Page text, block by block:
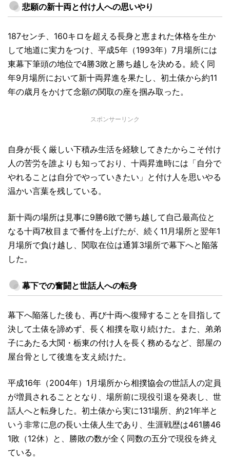
悲願の新十両と付け人への思いやり
187センチ、160キロを超える長身と恵まれた体格を生か
して地道に実力をつけ、平成5年（1993年）7月場所には
東幕下筆頭の地位で4勝3敗と勝ち越しを決める。続く同
年9月場所において新十両昇進を果たし、初土俵から約11
年の歳月をかけて念願の関取の座を掴み取った。
スポンサーリンク
自身が長く厳しい下積み生活を経験してきたからこそ付け
人の苦労を誰よりも知っており、十両昇進時には「自分で
やれることは自分でやっていきたい」と付け人を思いやる
温かい言葉を残している。
新十両の場所は見事に9勝6敗で勝ち越して自己最高位と
なる十両7枚目まで番付を上げたが、続く11月場所と翌年1
月場所で負け越し、関取在位は通算3場所で幕下へと陥落
した。
幕下での奮闘と世話人への転身
幕下へ陥落した後も、再び十両へ復帰することを目指して
決して土俵を諦めず、長く相撲を取り続けた。また、弟弟
子にあたる大関・栃東の付け人を長く務めるなど、部屋の
屋台骨として後進を支え続けた。
平成16年（2004年）1月場所から相撲協会の世話人の定員
が増員されることとなり、場所前に現役引退を発表し、世
話人へと転身した。初土俵から実に131場所、約21年半と
いう非常に息の長い土俵人生であり、生涯戦歴は461勝46
1敗（12休）と、勝敗の数が全く同数の五分で現役を終え
ている。